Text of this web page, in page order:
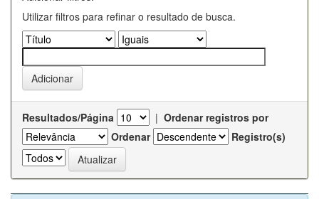
Utilizar filtros para refinar o resultado de busca.
Resultados/Página | Ordenar registros por
Ordenar
Registro(s)